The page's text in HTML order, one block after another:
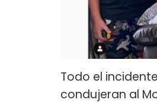
Todo el
condujeran al